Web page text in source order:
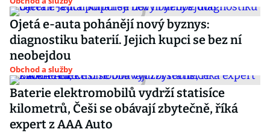
Ojetá e-auta pohánějí nový byznys:
diagnostiku baterií. Jejich kupci se bez ní
neobejdou
Obchod a služby
Baterie elektromobilů vydrží statisíce
kilometrů, Češi se obávají zbytečně, říká
expert z AAA Auto